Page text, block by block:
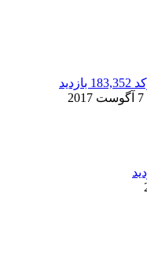
183,352 بازدید
7 آگوست 2017